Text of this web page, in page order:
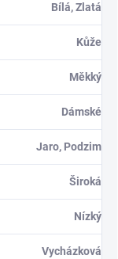
Bílá, Zlatá
Kůže
Měkký
Dámské
Jaro, Podzim
Široká
Nízký
Vycházková